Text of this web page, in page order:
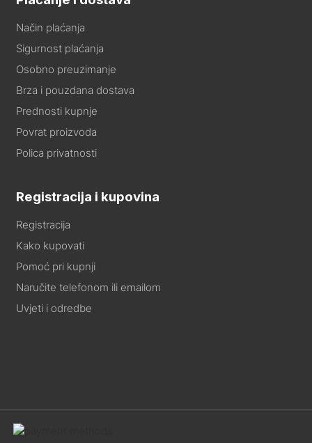
Način plaćanja
Sigurnost plaćanja
Osobno preuzimanje
Brza i pouzdana dostava
Prednosti kupnje
Povrat proizvoda
Polica privatnosti
Registracija i kupovina
Registracija
Kako kupovati
Pomoć pri kupnji
Naručite telefonom ili emailom
Uvjeti i odredbe